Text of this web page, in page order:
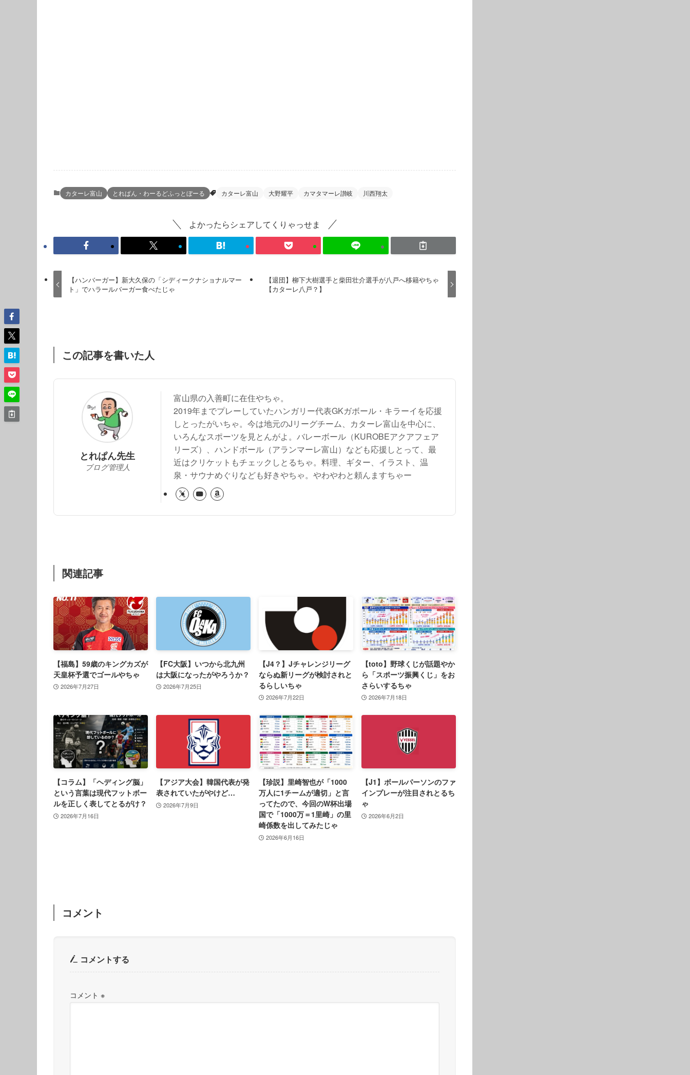
カターレ富山 とれぱん・わーるどふっとぼーる カターレ富山 大野耀平 カマタマーレ讃岐 川西翔太
よかったらシェアしてくりゃっせま
【ハンバーガー】新大久保の「シディークナショナルマー
ト」でハラールバーガー食べたじゃ
【退団】柳下大樹選手と柴田壮介選手が八戸へ移籍やちゃ
【カターレ八戸？】
この記事を書いた人
とれぱん先生
ブログ管理人
富山県の入善町に在住やちゃ。
2019年までプレーしていたハンガリー代表GKガボール・キラーイを応援
しとったがいちゃ。今は地元のJリーグチーム、カターレ富山を中心に、
いろんなスポーツを見とんがよ。バレーボール（KUROBEアクアフェア
リーズ）、ハンドボール（アランマーレ富山）なども応援しとって、最
近はクリケットもチェックしとるちゃ。料理、ギター、イラスト、温
泉・サウナめぐりなども好きやちゃ。やわやわと頼んますちゃー
関連記事
【福島】59歳のキングカズが
天皇杯予選でゴールやちゃ
2026年7月27日
【FC大阪】いつから北九州
は大阪になったがやろうか？
2026年7月25日
【J4？】Jチャレンジリーグ
ならぬ新リーグが検討されと
るらしいちゃ
2026年7月22日
【toto】野球くじが話題やか
ら「スポーツ振興くじ」をお
さらいするちゃ
2026年7月18日
【コラム】「ヘディング脳」
という言葉は現代フットボー
ルを正しく表してとるがけ？
2026年7月16日
【アジア大会】韓国代表が発
表されていたがやけど…
2026年7月9日
【珍説】里崎智也が「1000
万人に1チームが適切」と言
ってたので、今回のW杯出場
国で「1000万＝1里崎」の里
崎係数を出してみたじゃ
2026年6月16日
【J1】ボールパーソンのファ
インプレーが注目されとるち
ゃ
2026年6月2日
コメント
コメントする
コメント ※